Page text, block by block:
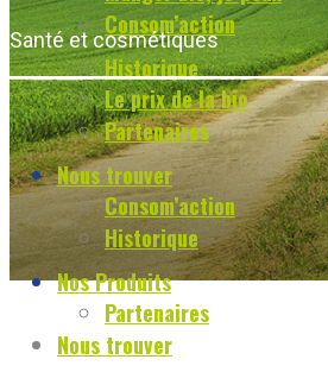
Historique
Nous trouver
Nos Produits
Consom’action
Partenaires
Historique
Nous trouver
Le prix de la bio
Consom’action
Partenaires
Santé et cosmétiques